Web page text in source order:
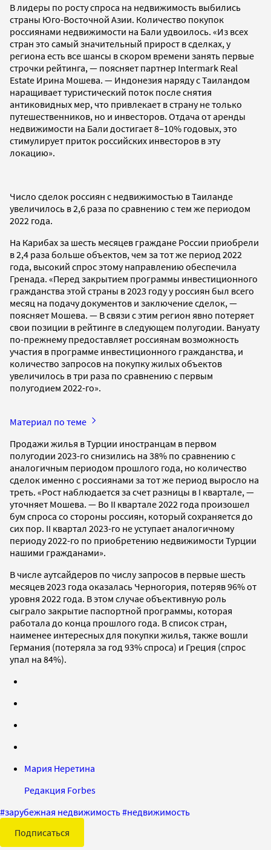
В лидеры по росту спроса на недвижимость выбились
страны Юго-Восточной Азии. Количество покупок
россиянами недвижимости на Бали удвоилось. «Из всех
стран это самый значительный прирост в сделках, у
региона есть все шансы в скором времени занять первые
строчки рейтинга, — поясняет партнер Intermark Real
Estate Ирина Мошева. — Индонезия наряду с Таиландом
наращивает туристический поток после снятия
антиковидных мер, что привлекает в страну не только
путешественников, но и инвесторов. Отдача от аренды
недвижимости на Бали достигает 8–10% годовых, это
стимулирует приток российских инвесторов в эту
локацию».
Число сделок россиян с недвижимостью в Таиланде
увеличилось в 2,6 раза по сравнению с тем же периодом
2022 года.
На Карибах за шесть месяцев граждане России приобрели
в 2,4 раза больше объектов, чем за тот же период 2022
года, высокий спрос этому направлению обеспечила
Гренада. «Перед закрытием программы инвестиционного
гражданства этой страны в 2023 году у россиян был всего
месяц на подачу документов и заключение сделок, —
поясняет Мошева. — В связи с этим регион явно потеряет
свои позиции в рейтинге в следующем полугодии. Вануату
по-прежнему предоставляет россиянам возможность
участия в программе инвестиционного гражданства, и
количество запросов на покупку жилых объектов
увеличилось в три раза по сравнению с первым
полугодием 2022-го».
Материал по теме
Продажи жилья в Турции иностранцам в первом
полугодии 2023-го снизились на 38% по сравнению с
аналогичным периодом прошлого года, но количество
сделок именно с россиянами за тот же период выросло на
треть. «Рост наблюдается за счет разницы в I квартале, —
уточняет Мошева. — Во II квартале 2022 года произошел
бум спроса со стороны россиян, который сохраняется до
сих пор. II квартал 2023-го не уступает аналогичному
периоду 2022-го по приобретению недвижимости Турции
нашими гражданами».
В числе аутсайдеров по числу запросов в первые шесть
месяцев 2023 года оказалась Черногория, потеряв 96% от
уровня 2022 года. В этом случае объективную роль
сыграло закрытие паспортной программы, которая
работала до конца прошлого года. В список стран,
наименее интересных для покупки жилья, также вошли
Германия (потеряла за год 93% спроса) и Греция (спрос
упал на 84%).
Мария Неретина
Редакция Forbes
#зарубежная недвижимость#недвижимость
Подписаться